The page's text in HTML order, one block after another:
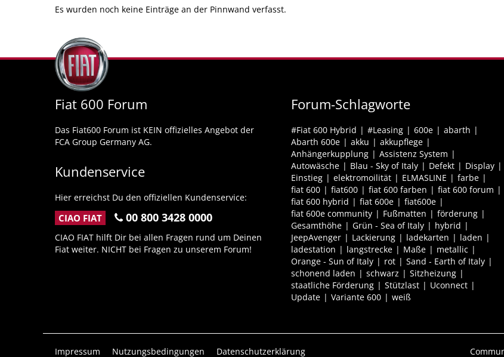
Es wurden noch keine Einträge an der Pinnwand verfasst.
Fiat 600 Forum
Das Fiat600 Forum ist KEIN offizielles Angebot der
FCA Group Germany AG.
Kundenservice
Hier erreichst Du den offiziellen Kundenservice:
CIAO FIAT 00 800 3428 0000
CIAO FIAT hilft Dir bei allen Fragen rund um Deinen
Fiat weiter. NICHT bei Fragen zu unserem Forum!
Forum-Schlagworte
#Fiat 600 Hybrid #Leasing 600e
abarth
Abarth 600e
akku
akkupflege
Anhängerkupplung
Assistenz System
Autowäsche
Blau - Sky of Italy Defekt
Display
Einstieg
elektromoilität ELMASLINE
farbe
fiat 600
fiat600 fiat 600 farben
fiat 600 forum
fiat 600 hybrid
fiat 600e
fiat600e
fiat 600e community
Fußmatten
förderung
Gesamthöhe
Grün - Sea of Italy
hybrid
JeepAvenger
Lackierung ladekarten
laden
ladestation
langstrecke Maße
metallic
Orange - Sun of Italy
rot
Sand - Earth of Italy
schonend laden
schwarz
Sitzheizung
staatliche Förderung
Stützlast
Uconnect
Update
Variante 600 weiß
Impressum Nutzungsbedingungen Datenschutzerklärung